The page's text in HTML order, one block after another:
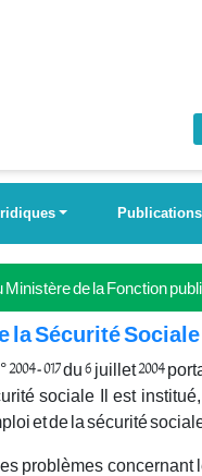
Publications
Ministère de la Fonction
la Sécurité Sociale
017 du 6 juillet 2004
sociale Il est
et de la sécurité
problèmes concernant